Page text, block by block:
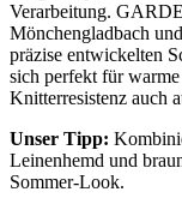
Verarbeitung.
Mönchengladbach
präzise entwickelten
sich perfekt für
Knitterresistenz auch
Unser Tipp:
Leinenhemd und
Sommer-Look.